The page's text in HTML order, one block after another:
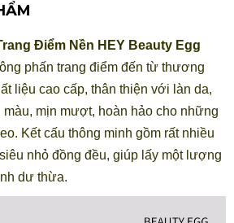
Điểm Nền HEY Beauty Egg
phấn trang điểm đến từ thương
liệu cao cấp, thân thiện với làn da,
mịn mượt, hoàn hảo cho những
Kết cấu thông minh gồm rất nhiều
nhỏ đồng đều, giúp lấy một lượng
dư thừa.